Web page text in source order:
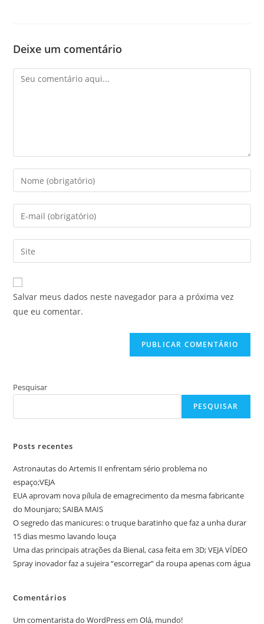
Deixe um comentário
Comentário
Digite
seu
nome
ou
de
usuário
para
comentar
Digite
seu
endereço
de
mail
para
comentar
Digite
o
URL
do
site
Salvar meus dados neste navegador para a próxima vez
que eu comentar.
Pesquisar
PESQUISAR
Posts recentes
Astronautas do Artemis II enfrentam sério problema no
espaço;VEJA
EUA aprovam nova pílula de emagrecimento da mesma fabricante
do Mounjaro; SAIBA MAIS
O segredo das manicures: o truque baratinho que faz a unha durar
15 dias mesmo lavando louça
Uma das principais atrações da Bienal, casa feita em 3D; VEJA VÍDEO
Spray inovador faz a sujeira “escorregar” da roupa apenas com água
Comentários
Um comentarista do WordPressemOlá, mundo!